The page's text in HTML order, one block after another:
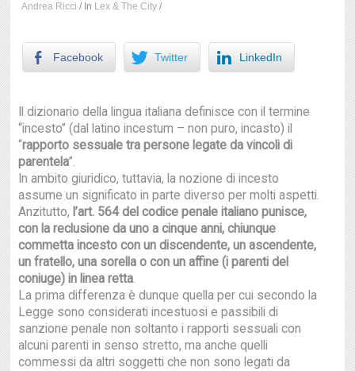
Andrea Ricci / In Lex & The City /
Facebook Twitter LinkedIn
Il dizionario della lingua italiana definisce con il termine
“incesto” (dal latino incestum – non puro, incasto) il
“rapporto sessuale tra persone legate da vincoli di
parentela”.
In ambito giuridico, tuttavia, la nozione di incesto
assume un significato in parte diverso per molti aspetti.
Anzitutto, l’art. 564 del codice penale italiano punisce,
con la reclusione da uno a cinque anni, chiunque
commetta incesto con un discendente, un ascendente,
un fratello, una sorella o con un affine (i parenti del
coniuge) in linea retta.
La prima differenza è dunque quella per cui secondo la
Legge sono considerati incestuosi e passibili di
sanzione penale non soltanto i rapporti sessuali con
alcuni parenti in senso stretto, ma anche quelli
commessi da altri soggetti che non sono legati da